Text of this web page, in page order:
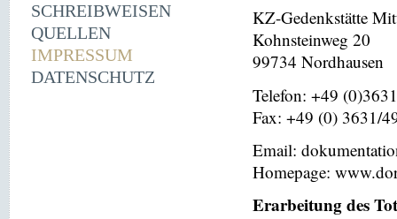
SCHREIBWEISEN
QUELLEN
IMPRESSUM
DATENSCHUTZ
KZ-Gedenkstätte
Kohnsteinweg 20
99734 Nordhausen
Telefon: +49
Fax: +49 (0) 3631/
Email:
Homepage:
Erarbeitung des